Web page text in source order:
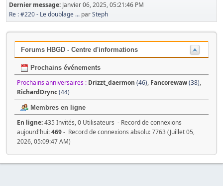
Dernier message: Janvier 06, 2025, 05:21:46 PM
Re : #220 - Le doublage ... parSteph
Forums HBGD - Centre d'informations
Prochains événements
Prochains anniversaires : Drizzt_daermon (46), Fancorewaw(38),
RichardDrync(44)
Membres en ligne
En ligne:435 Invités, 0 Utilisateurs - Record de connexions
aujourd'hui:469- Record de connexions absolu: 7763 (Juillet 05,
2026, 05:09:47 AM)